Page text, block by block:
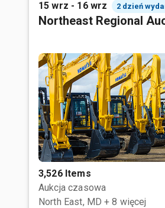
15 wrz - 16 wrz 2 dzień
Northeast Regional
3,526 Items
Aukcja czasowa
North East, MD + 8 więcej